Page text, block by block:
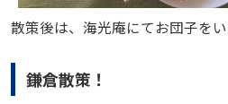
散策後は、海光庵にてお団子を
鎌倉散策！